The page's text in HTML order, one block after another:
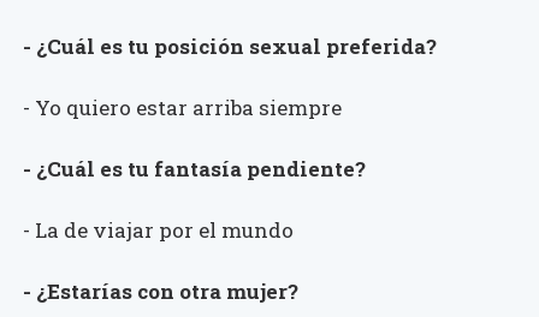
- ¿Cuál es tu posición sexual preferida?
- Yo quiero estar arriba siempre
- ¿Cuál es tu fantasía pendiente?
- La de viajar por el mundo
- ¿Estarías con otra mujer?